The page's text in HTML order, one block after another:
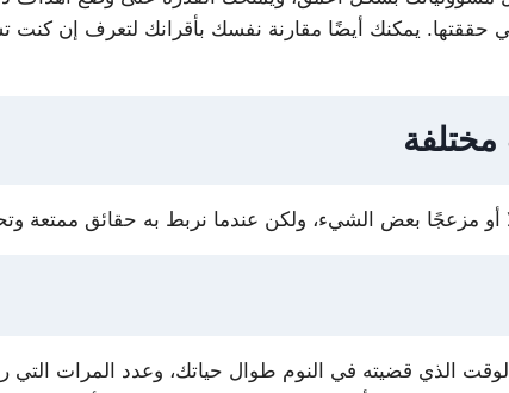
حققتها. يمكنك أيضًا مقارنة نفسك بأقرانك لتعرف إن
أو مزعجًا بعض الشيء، ولكن عندما نربط به حقائق ممتعة
الذي قضيته في النوم طوال حياتك، وعدد المرات